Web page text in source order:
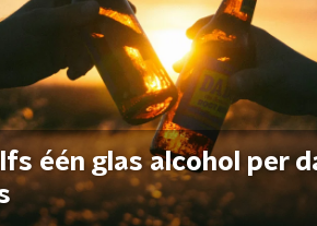
één glas alcohol per